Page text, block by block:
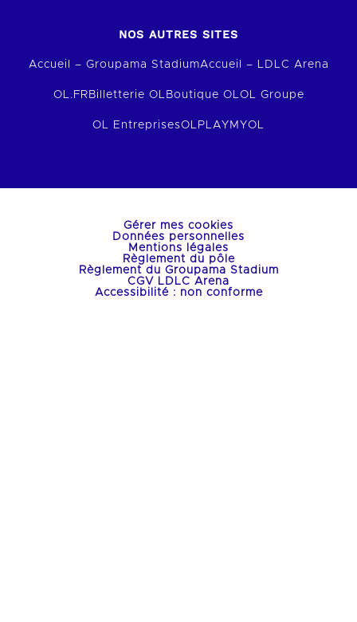
NOS AUTRES SITES
Accueil – Groupama StadiumAccueil – LDLC Arena
OL.FR Billetterie OL Boutique OLOL Groupe
OL EntreprisesOLPLAY MYOL
Gérer mes cookies
Données personnelles
Mentions légales
Règlement du pôle
Règlement du Groupama Stadium
CGV LDLC Arena
Accessibilité : non conforme